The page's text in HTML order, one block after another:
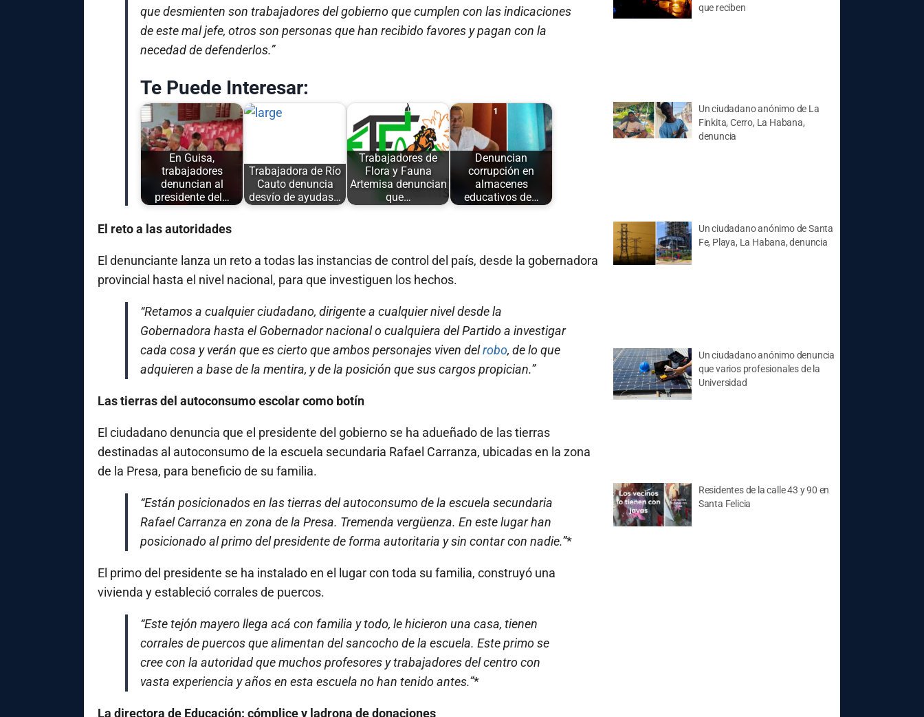
que desmienten son trabajadores del gobierno que cumplen con las indicaciones
de este mal jefe, otros son personas que han recibido favores y pagan con la
necedad de defenderlos.”
Te Puede Interesar:
En Guisa,
trabajadores
denuncian al
presidente del…
Trabajadora de Río
Cauto denuncia
desvío de ayudas…
Trabajadores de
Flora y Fauna
Artemisa denuncian
que…
Denuncian
corrupción en
almacenes
educativos de…
El reto a las autoridades
El denunciante lanza un reto a todas las instancias de control del país, desde la gobernadora
provincial hasta el nivel nacional, para que investiguen los hechos.
“Retamos a cualquier ciudadano, dirigente a cualquier nivel desde la
Gobernadora hasta el Gobernador nacional o cualquiera del Partido a investigar
cada cosa y verán que es cierto que ambos personajes viven delrobo, de lo que
adquieren a base de la mentira, y de la posición que sus cargos propician.”
Las tierras del autoconsumo escolar como botín
El ciudadano denuncia que el presidente del gobierno se ha adueñado de las tierras
destinadas al autoconsumo de la escuela secundaria Rafael Carranza, ubicadas en la zona
de la Presa, para beneficio de su familia.
“Están posicionados en las tierras del autoconsumo de la escuela secundaria
Rafael Carranza en zona de la Presa. Tremenda vergüenza. En este lugar han
posicionado al primo del presidente de forma autoritaria y sin contar con nadie.”*
El primo del presidente se ha instalado en el lugar con toda su familia, construyó una
vivienda y estableció corrales de puercos.
“Este tejón mayero llega acá con familia y todo, le hicieron una casa, tienen
corrales de puercos que alimentan del sancocho de la escuela. Este primo se
cree con la autoridad que muchos profesores y trabajadores del centro con
vasta experiencia y años en esta escuela no han tenido antes.”*
La directora de Educación: cómplice y ladrona de donaciones
que reciben
Un ciudadano anónimo de La
Finkita, Cerro, La Habana,
denuncia
Un ciudadano anónimo de Santa
Fe, Playa, La Habana, denuncia
Un ciudadano anónimo denuncia
que varios profesionales de la
Universidad
Residentes de la calle 43 y 90 en
Santa Felicia